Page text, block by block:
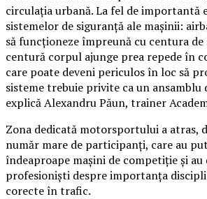
circulația urbană. La fel de importantă
sistemelor de siguranță ale mașinii:
să funcționeze împreună cu centura
centură corpul ajunge prea repede în
care poate deveni periculos în loc să
sisteme trebuie privite ca un ansamblu
explică Alexandru Păun, trainer
Zona dedicată motorsportului a atras,
număr mare de participanți, care au
îndeaproape mașini de competiție și
profesioniști despre importanța
corecte în trafic.